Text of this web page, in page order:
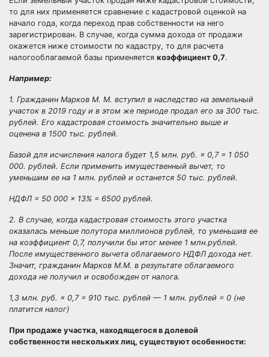
то для них применяется сравнение с кадастровой оценкой на
начало года, когда переход прав собственности на него
зарегистрирован. В случае, когда сумма дохода от продажи
окажется ниже стоимости по кадастру, то для расчета
налогооблагаемой базы применяется коэффициент 0,7.
Например:
1. Гражданин Марков М. М. вступил в наследство на земельный
участок в 2019 году и в этом же периоде продал его за 300 тыс.
рублей. Его кадастровая стоимость значительно выше и
оценена в 1500 тыс. рублей.
Базой для исчисления налога будет 1,5 млн. руб. × 0,7 = 1 050
000. рублей. Если применить имущественный вычет, то
уменьшим ее на 1 млн. рублей и останется 50 тыс. рублей.
НДФЛ = 50 000 × 13% = 6500 рублей.
2. В случае, когда кадастровая стоимость этого участка
оказалась меньше полутора миллионов рублей, то уменьшив ее
на коэффициент 0,7, получили бы итог менее 1 млн.рублей.
После имущественного вычета облагаемого НДФЛ дохода нет.
Значит, гражданин Марков М.М. в результате облагаемого
дохода не получил и освобожден от налога.
1,3 млн. руб. × 0,7 = 910 тыс. рублей — 1 млн. рублей = 0 (не
платится налог)
При продаже участка, находящегося в долевой
собственности нескольких лиц, существуют особенности: